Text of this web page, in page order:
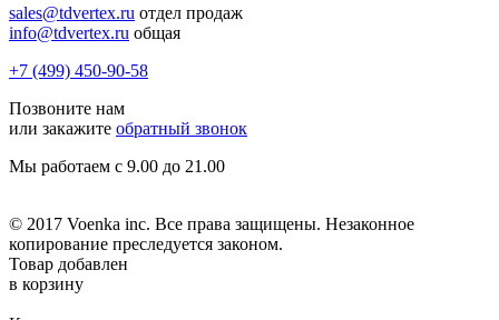
sales@tdvertex.ru отдел продаж
info@tdvertex.ru общая
+7 (499) 450-90-58
Позвоните нам
или закажите обратный звонок
Мы работаем с 9.00 до 21.00
© 2017 Voenka inc. Все права защищены. Незаконное
копирование преследуется законом.
Товар добавлен
в корзину